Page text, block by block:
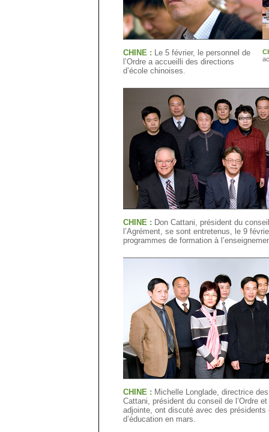
CHINE : Le 5 février, le personnel de
l’Ordre a accueilli des directions
d’école chinoises.
CHINE : Don Cattani, président du
l’Agrément, se sont entretenus, le 9
programmes de formation à
CHINE : Michelle Longlade, directrice
Cattani, président du conseil de l’Ordre
adjointe, ont discuté avec des
d’éducation en mars.